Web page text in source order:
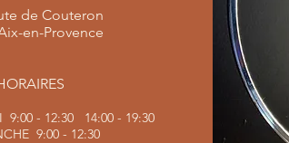
de Couteron
en-Provence
9:00 - 12:30 14:00 - 19:30
9:00 - 12:30